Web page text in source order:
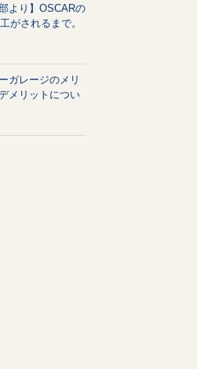
部より】OSCARの
がされるまで。
ガレージのメリ
メリットについ